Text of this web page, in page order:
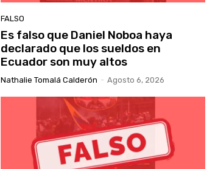
FALSO
Es falso que Daniel Noboa haya
declarado que los sueldos en
Ecuador son muy altos
Nathalie Tomalá Calderón - Agosto 6, 2026